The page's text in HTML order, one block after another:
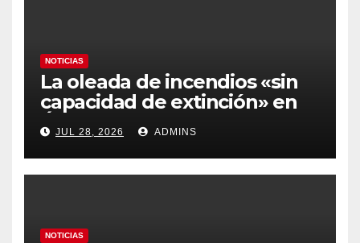
NOTICIAS
La oleada de incendios «sin
capacidad de extinción» en
Ávila y al oeste de Madrid
obliga a declarar la
emergencia nacional
JUL 28, 2026 ADMINS
NOTICIAS